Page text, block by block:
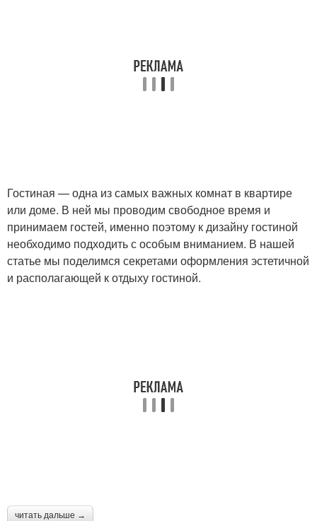
Гостиная — одна из самых важных комнат в квартире
или доме. В ней мы проводим свободное время и
принимаем гостей, именно поэтому к дизайну гостиной
необходимо подходить с особым вниманием. В нашей
статье мы поделимся секретами оформления эстетичной
и располагающей к отдыху гостиной.
читать дальше →